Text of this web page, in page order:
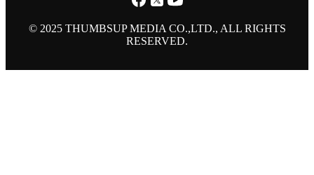
© 2025 THUMBSUP MEDIA CO.,LTD., ALL RIGHTS
RESERVED.